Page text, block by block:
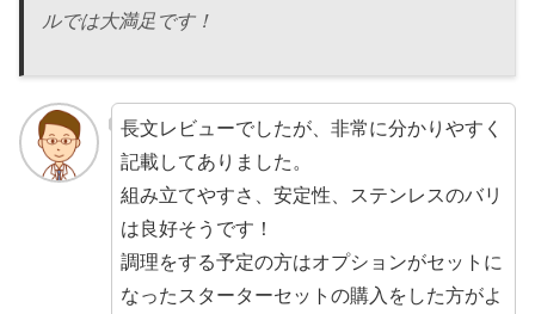
ルでは大満足です！
長文レビューでしたが、非常に分かりやすく
記載してありました。
組み立てやすさ、安定性、ステンレスのバリ
は良好そうです！
調理をする予定の方はオプションがセットに
なったスターターセットの購入をした方がよ